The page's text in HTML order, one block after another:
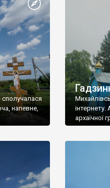
майже
сполучалася
напевне,
архаїчної